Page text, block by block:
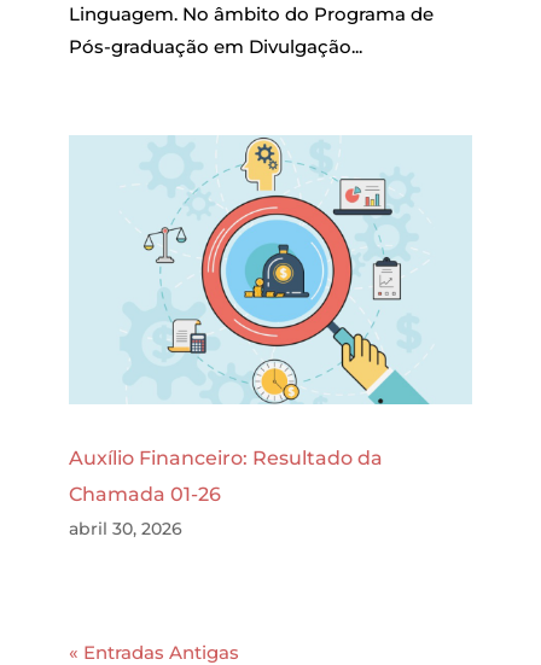
Linguagem. No âmbito do Programa de
Pós-graduação em Divulgação...
Auxílio Financeiro: Resultado da
Chamada 01-26
abril 30, 2026
« Entradas Antigas